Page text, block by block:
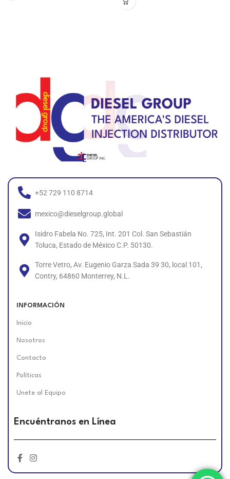
+52 729 110 8714
mexico@dieselgroup.global
Isidro Fabela No. 725, Int. 201 Col. San Sebastián
Toluca, Estado de México C.P. 50130.
Torre Vetro, Av. Eugenio Garza Sada 39 30, local 101,
Contry, 64860 Monterrey, N.L.
INFORMACIÓN
Inicio
Nosotros
Contacto
Políticas
Unete al Equipo
Encuéntranos en Línea